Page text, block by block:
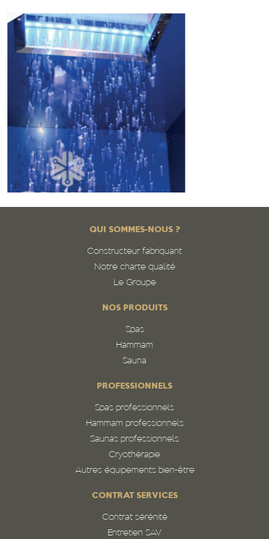
QUI SOMMES-NOUS ?
Constructeur fabriquant
Notre charte qualité
Le Groupe
NOS PRODUITS
Spas
Hammam
Sauna
PROFESSIONNELS
Spas professionnels
Hammam professionnels
Saunas professionnels
Cryothérapie
Autres équipements bien-être
CONTRAT SERVICES
Contrat sérénité
Entretien SAV